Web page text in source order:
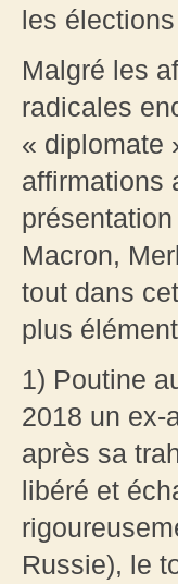
les
Malgré les
radicales
« diplomate
affirmations
Macron,
tout dans
plus
1) Poutine
2018 un ex-
après sa
libéré et
Russie), le